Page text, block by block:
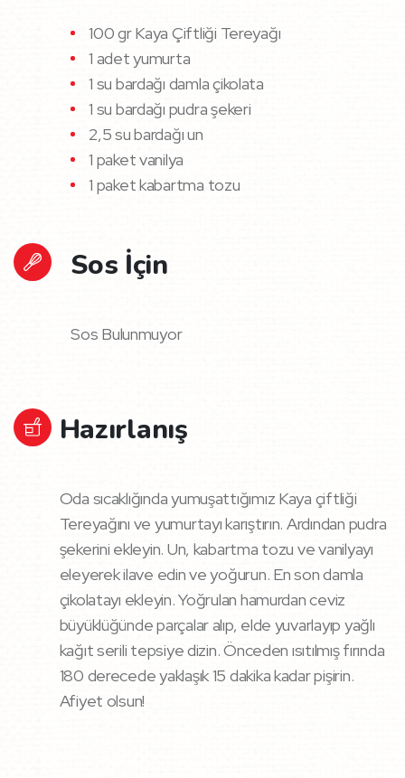
100 gr Kaya Çiftliği Tereyağı
1 adet yumurta
1 su bardağı damla çikolata
1 su bardağı pudra şekeri
2,5 su bardağı un
1 paket vanilya
1 paket kabartma tozu
Sos İçin
Sos Bulunmuyor
Hazırlanış
Oda sıcaklığında yumuşattığımız Kaya çiftliği
Tereyağını ve yumurtayı karıştırın. Ardından pudra
şekerini ekleyin. Un, kabartma tozu ve vanilyayı
eleyerek ilave edin ve yoğurun. En son damla
çikolatayı ekleyin. Yoğrulan hamurdan ceviz
büyüklüğünde parçalar alıp, elde yuvarlayıp yağlı
kağıt serili tepsiye dizin. Önceden ısıtılmış fırında
180 derecede yaklaşık 15 dakika kadar pişirin.
Afiyet olsun!